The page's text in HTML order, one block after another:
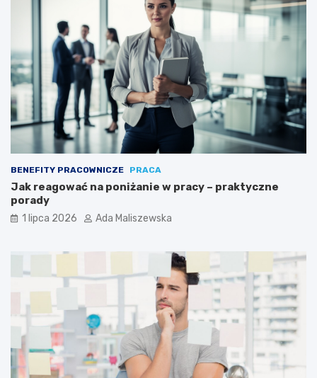
BENEFITY PRACOWNICZE PRACA
Jak reagować na poniżanie w pracy – praktyczne
porady
1 lipca 2026 Ada Maliszewska